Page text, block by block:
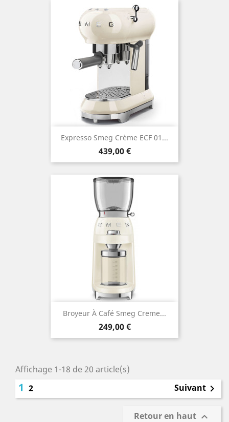
Expresso Smeg Crème ECF 01...
Prix
439,00 €
Broyeur À Café Smeg Creme...
Prix
249,00 €
Affichage 1-18 de 20 article(s)
1 2 Suivant 
Retour en haut 